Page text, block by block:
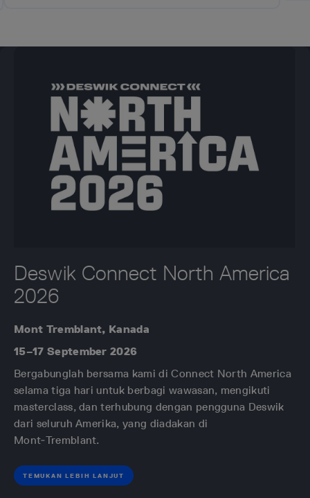
Deswik Connect North America
2026
Mont Tremblant, Kanada
15–17 September 2026
Bergabunglah bersama kami di Connect North America
selama tiga hari untuk berbagi wawasan, mengikuti
masterclass, dan terhubung dengan pengguna Deswik
dari seluruh Amerika, yang diadakan di
Mont‑Tremblant.
TEMUKAN LEBIH LANJUT